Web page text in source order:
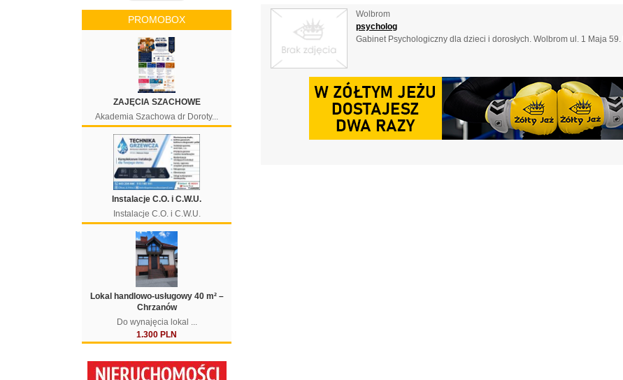
PROMOBOX
ZAJĘCIA SZACHOWE
Akademia Szachowa dr Doroty...
Instalacje C.O. i C.W.U.
Instalacje C.O. i C.W.U.
Lokal handlowo-usługowy 40 m² –
Chrzanów
Do wynajęcia lokal ...
1.300 PLN
Wolbrom
psycholog
Gabinet Psychologiczny dla dzieci i dorosłych. Wolbrom ul. 1 Maja